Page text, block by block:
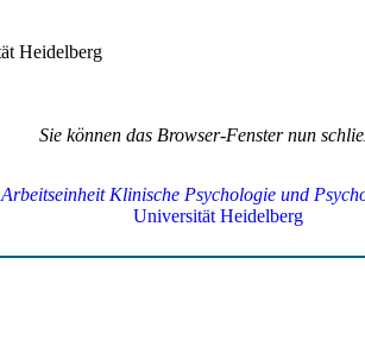
Heidelberg
Sie können das Browser-Fenster nun
Arbeitseinheit Klinische Psychologie und
Universität Heidelberg